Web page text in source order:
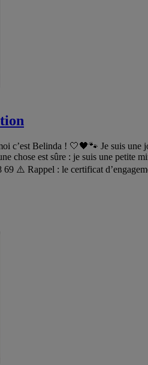
c’est Belinda ! 🤍🖤🐾 Je suis une
chose est sûre : je suis une petite
69 ⚠️ Rappel : le certificat